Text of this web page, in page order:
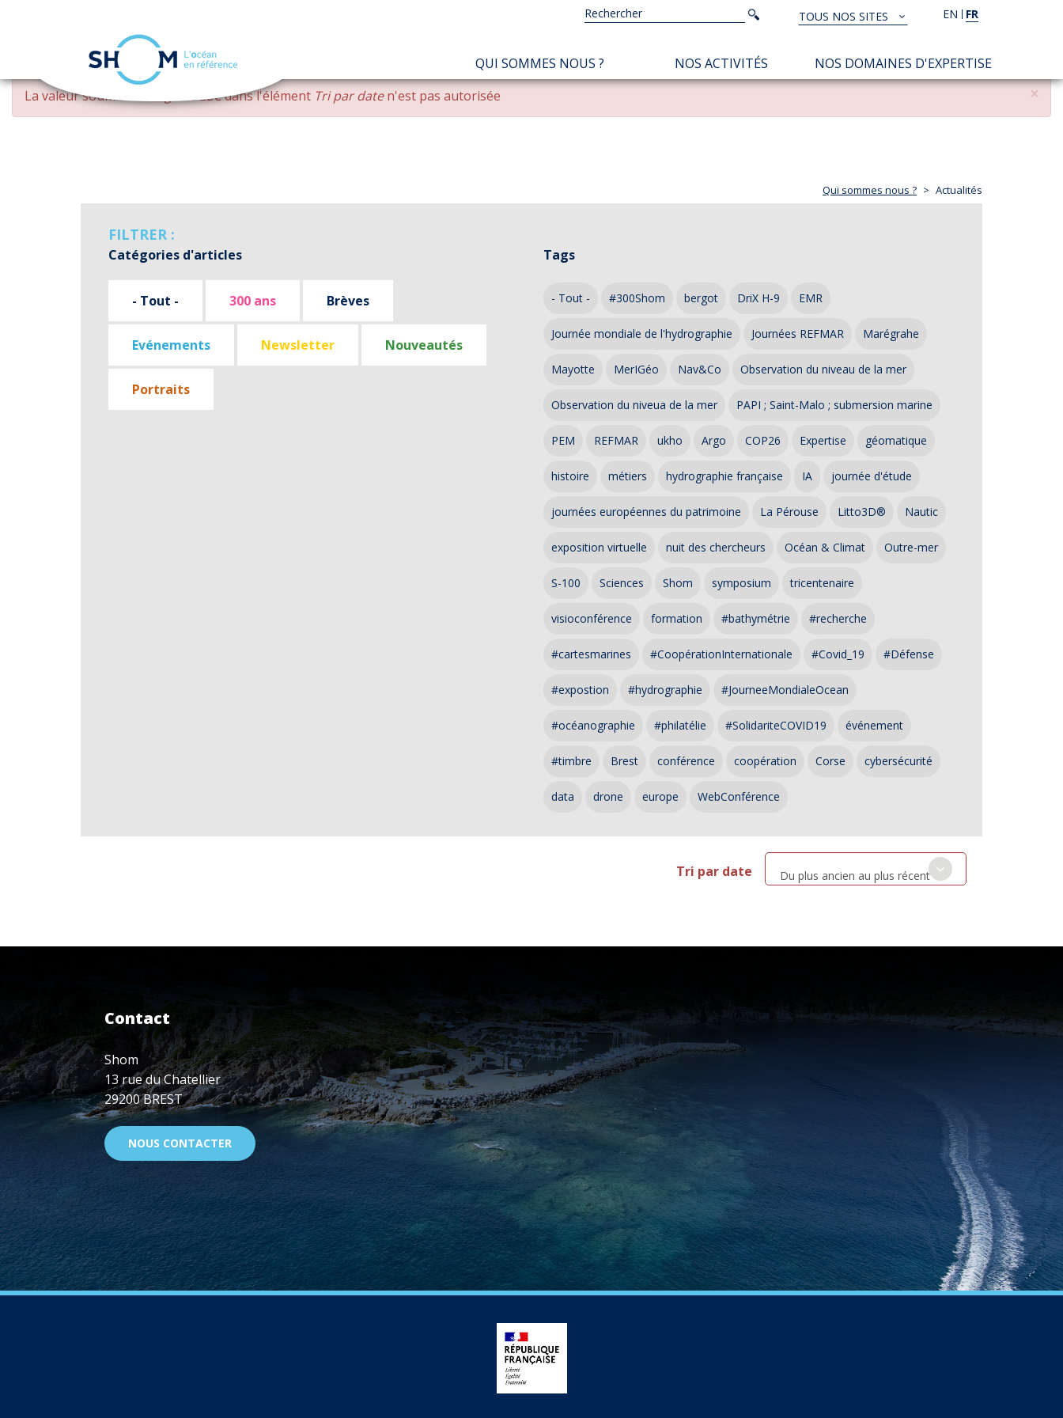
Aller
contenu
EN FR
TOUS
NOS
SITES
TOUS NOS SITES
Rechercher
Rechercher
NAVIGATION
PRINCIPALE
QUI SOMMES NOUS ? NOS ACTIVITÉS NOS DOMAINES D'EXPERTISE
×
MESSAGE
D'ERREUR
La valeur soumise changed DESCdans l'élément Tri par daten'est pas autorisée
Qui sommes nous ? Actualités
FILTRER :
Catégories d'articles
- Tout - 300 ans Brèves
Evénements Newsletter Nouveautés
Portraits
Tags
- Tout - #300Shom bergot DriX H-9 EMR
Journée mondiale de l'hydrographie Journées REFMAR Marégrahe
Mayotte MerIGéo Nav&Co Observation du niveau de la mer
Observation du niveua de la mer PAPI ; Saint-Malo ; submersion marine
PEM REFMAR ukho Argo COP26 Expertise géomatique
histoire métiers hydrographie française IA journée d'étude
journées européennes du patrimoine La Pérouse Litto3D® Nautic
exposition virtuelle nuit des chercheurs Océan & Climat Outre-mer
S-100 Sciences Shom symposium tricentenaire
visioconférence formation #bathymétrie #recherche
#cartesmarines #CoopérationInternationale #Covid_19 #Défense
#expostion #hydrographie #JourneeMondialeOcean
#océanographie #philatélie #SolidariteCOVID19 événement
#timbre Brest conférence coopération Corse cybersécurité
data drone europe WebConférence
Tri par date Du plus ancien au plus récent
Contact
Shom
13 rue du Chatellier
29200 BREST
NOUS CONTACTER